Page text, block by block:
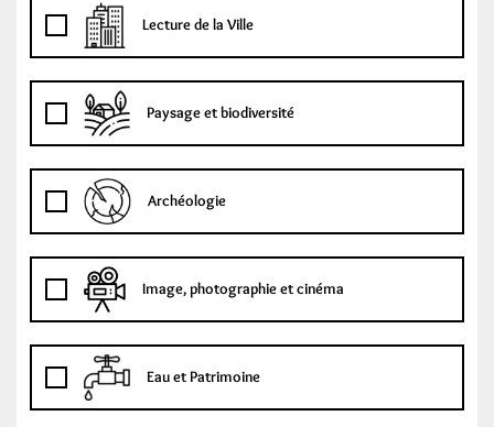
Lecture de la Ville
Paysage et biodiversité
Archéologie
Image, photographie et cinéma
Eau et Patrimoine